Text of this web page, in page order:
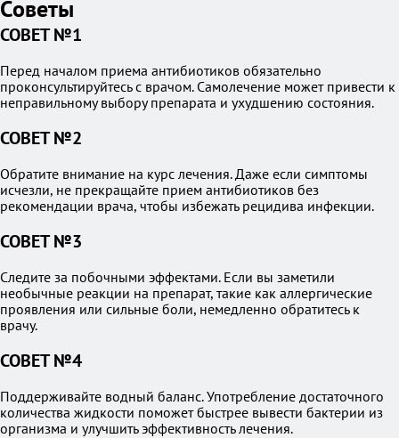
Советы
СОВЕТ №1
Перед началом приема антибиотиков обязательно
проконсультируйтесь с врачом. Самолечение может привести к
неправильному выбору препарата и ухудшению состояния.
СОВЕТ №2
Обратите внимание на курс лечения. Даже если симптомы
исчезли, не прекращайте прием антибиотиков без
рекомендации врача, чтобы избежать рецидива инфекции.
СОВЕТ №3
Следите за побочными эффектами. Если вы заметили
необычные реакции на препарат, такие как аллергические
проявления или сильные боли, немедленно обратитесь к
врачу.
СОВЕТ №4
Поддерживайте водный баланс. Употребление достаточного
количества жидкости поможет быстрее вывести бактерии из
организма и улучшить эффективность лечения.